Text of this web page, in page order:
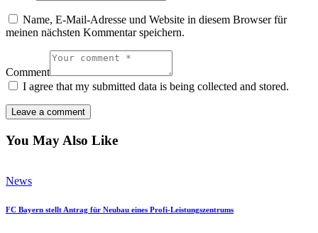
Name, E-Mail-Adresse und Website in diesem Browser für
meinen nächsten Kommentar speichern.
Comment
I agree that my submitted data is being collected and stored.
You May Also Like
News
FC Bayern stellt Antrag für Neubau eines Profi-Leistungszentrums